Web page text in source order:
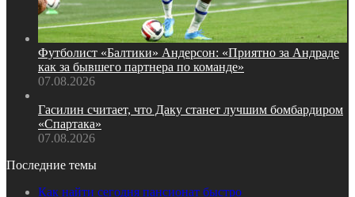
Футболист «Балтики» Андерсон: «Приятно за Андраде
как за бывшего партнера по команде»
07.08.2026
Гасилин считает, что Даку станет лучшим бомбардиром
«Спартака»
07.08.2026
Последние темы
Как найти сегодня пансионат быстро